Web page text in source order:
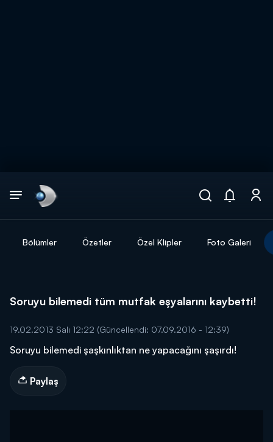
Bölümler Özetler Özel Klipler Foto Galeri
Soruyu bilemedi tüm mutfak eşyalarını kaybetti!
19.02.2013 Salı 12:22 (Güncellendi: 07.09.2016 - 12:39)
Soruyu bilemedi şaşkınlıktan ne yapacağını şaşırdı!
Paylaş